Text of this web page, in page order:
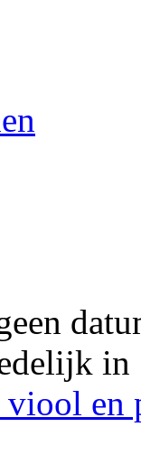
in
en